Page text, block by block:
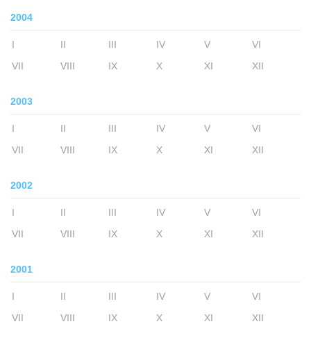
2004
I II III IV V
VI
VII
VIII IX X XI XII
2003
I II III IV V
VI
VII
VIII IX X XI XII
2002
I II III IV V
VI
VII
VIII IX X XI XII
2001
I II III IV V
VI
VII
VIII IX X XI XII